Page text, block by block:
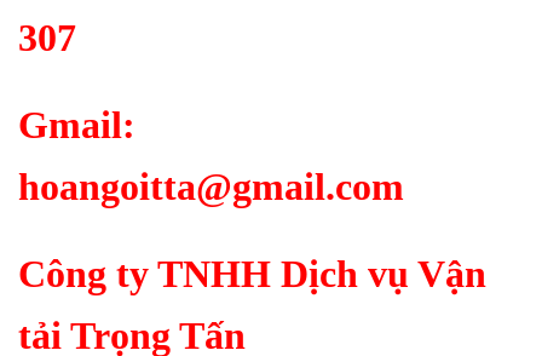
307
Gmail:
hoangoitta@gmail.com
Công ty TNHH Dịch vụ Vận
tải Trọng Tấn